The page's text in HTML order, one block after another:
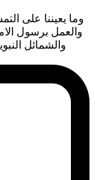
وما يعيننا على
والعمل برسول
والشمائل